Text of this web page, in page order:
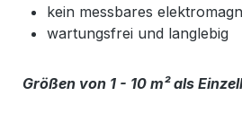
kein messbares
wartungsfrei und langlebig
Größen von 1 - 10 m² als